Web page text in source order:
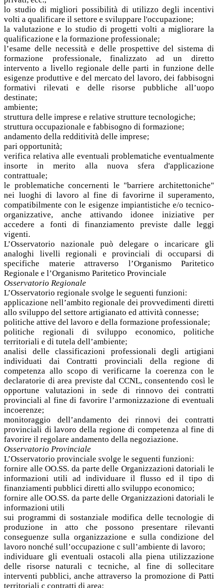
lo studio di migliori possibilità di utilizzo degli incentivi
volti a qualificare il settore e sviluppare l'occupazione;
la valutazione e lo studio di progetti volti a migliorare la
qualificazione e la formazione professionale;
l’esame delle necessità e delle prospettive del sistema di
formazione professionale, finalizzato ad un diretto
intervento a livello regionale delle parti in funzione delle
esigenze produttive e del mercato del lavoro, dei fabbisogni
formativi rilevati e delle risorse pubbliche all’uopo
destinate;
ambiente;
struttura delle imprese e relative strutture tecnologiche;
struttura occupazionale e fabbisogno di formazione;
andamento della redditività delle imprese;
pari opportunità;
verifica relativa alle eventuali problematiche eventualmente
insorte in merito alla nuova sfera d'applicazione
contrattuale;
le problematiche concernenti le "barriere architettoniche"
nei luoghi di lavoro al fine di favorirne il superamento,
compatibilmente con le esigenze impiantistiche e/o tecnico-
organizzative, anche attivando idonee iniziative per
accedere a fonti di finanziamento previste dalle leggi
vigenti.
L’Osservatorio nazionale può delegare o incaricare gli
analoghi livelli regionali e provinciali di occuparsi di
specifiche materie attraverso l’Organismo Paritetico
Regionale e l’Organismo Paritetico Provinciale
Osservatorio Regionale
L’Osservatorio regionale svolge le seguenti funzioni:
applicazione nell’ambito regionale dei provvedimenti diretti
allo sviluppo del settore artigianato ed attività connesse;
politiche attive del lavoro e della formazione professionale;
politiche regionali di sviluppo economico, politiche
territoriali e di tutela dell’ambiente;
analisi delle classificazioni professionali degli artigiani
individuati dai Contratti provinciali della regione di
competenza allo scopo di verificarne la coerenza con le
declaratorie di area previste dal CCNL, consentendo così le
opportune valutazioni in sede di rinnovo dei contratti
provinciali al fine di favorire l’armonizzazione di eventuali
incoerenze;
monitoraggio dell’andamento dei rinnovi dei contratti
provinciali di lavoro della regione di competenza al fine di
favorire il regolare andamento della negoziazione.
Osservatorio Provinciale
L’Osservatorio provinciale svolge le seguenti funzioni:
fornire alle OO.SS. da parte delle Organizzazioni datoriali le
informazioni utili ad individuare il flusso ed il tipo di
finanziamenti pubblici diretti allo sviluppo economico;
fornire alle OO.SS. da parte delle Organizzazioni datoriali le
informazioni utili
sui programmi di sostanziale modifica delle tecnologie di
produzione in atto che possono presentare rilevanti
conseguenze sulla organizzazione e sulla condizione del
lavoro nonché sull’occupazione c sull’ambiente di lavoro;
individuare gli eventuali ostacoli alla piena utilizzazione
delle risorse naturali c tecniche, al fine di sollecitare
interventi pubblici, anche attraverso la promozione di Patti
territoriali c contratti di area;